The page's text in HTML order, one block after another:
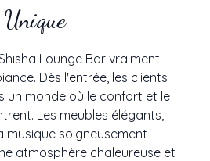
Lounge Bar vraiment
Dès l'entrée, les clients
un monde où le confort et le
Les meubles élégants,
musique soigneusement
atmosphère chaleureuse et